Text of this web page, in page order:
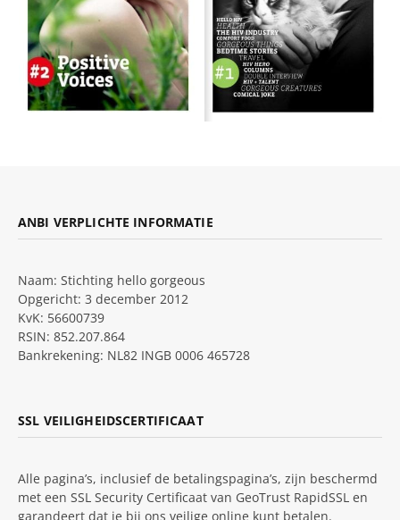
ANBI VERPLICHTE INFORMATIE
Naam: Stichting hello gorgeous
Opgericht: 3 december 2012
KvK: 56600739
RSIN: 852.207.864
Bankrekening: NL82 INGB 0006 465728
SSL VEILIGHEIDSCERTIFICAAT
Alle pagina’s, inclusief de betalingspagina’s, zijn beschermd
met een SSL Security Certificaat van GeoTrust RapidSSL en
garandeert dat je bij ons veilige online kunt betalen.